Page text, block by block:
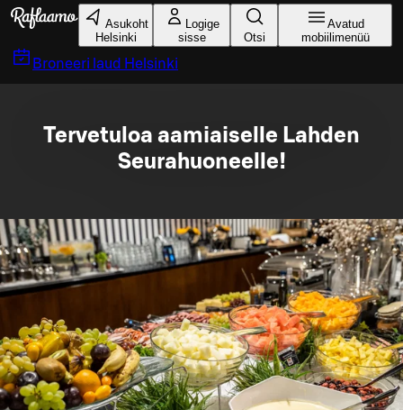
Liigu peamise sisu juurde
Asukoht
Helsinki
Logige
sisse
Otsi
Avatud
mobiilimenüü
Broneeri laud Helsinki
Tervetuloa aamiaiselle Lahden
Seurahuoneelle!